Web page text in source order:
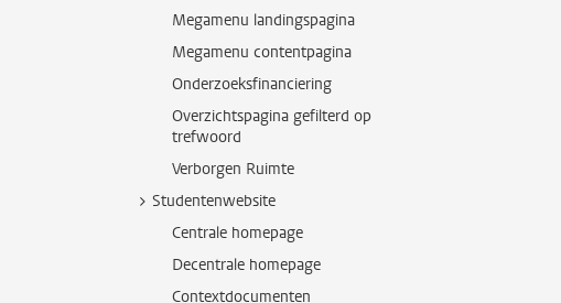
Megamenu landingspagina
Megamenu contentpagina
Onderzoeksfinanciering
Overzichtspagina gefilterd op
trefwoord
Verborgen Ruimte
Studentenwebsite
Centrale homepage
Decentrale homepage
Contextdocumenten